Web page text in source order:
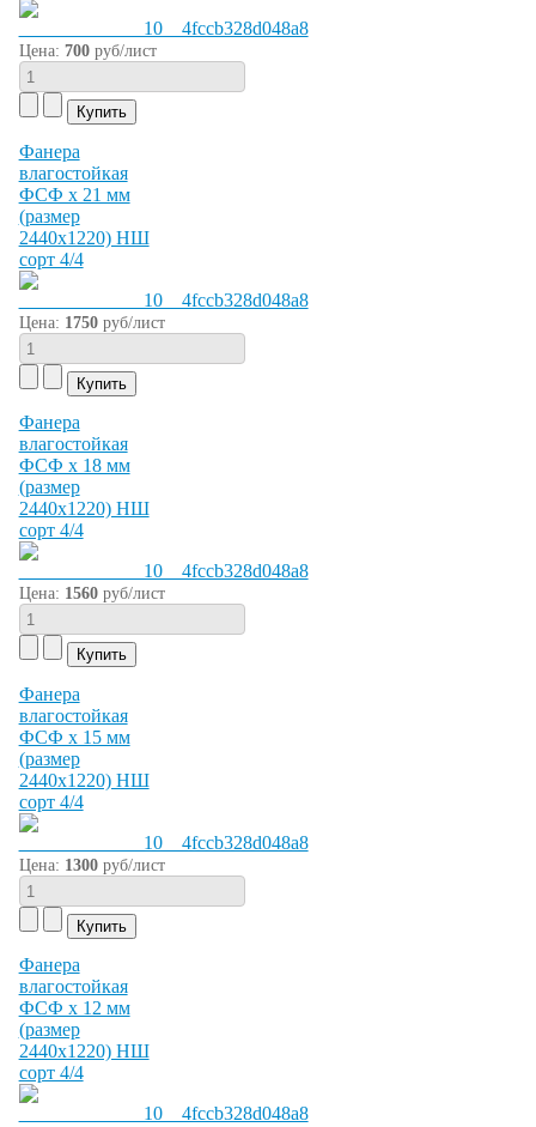
Цена: 700руб/лист
Фанера
влагостойкая
ФСФ х 21 мм
(размер
2440х1220) НШ
сорт 4/4
Цена: 1750руб/лист
Фанера
влагостойкая
ФСФ х 18 мм
(размер
2440х1220) НШ
сорт 4/4
Цена: 1560руб/лист
Фанера
влагостойкая
ФСФ х 15 мм
(размер
2440х1220) НШ
сорт 4/4
Цена: 1300руб/лист
Фанера
влагостойкая
ФСФ х 12 мм
(размер
2440х1220) НШ
сорт 4/4